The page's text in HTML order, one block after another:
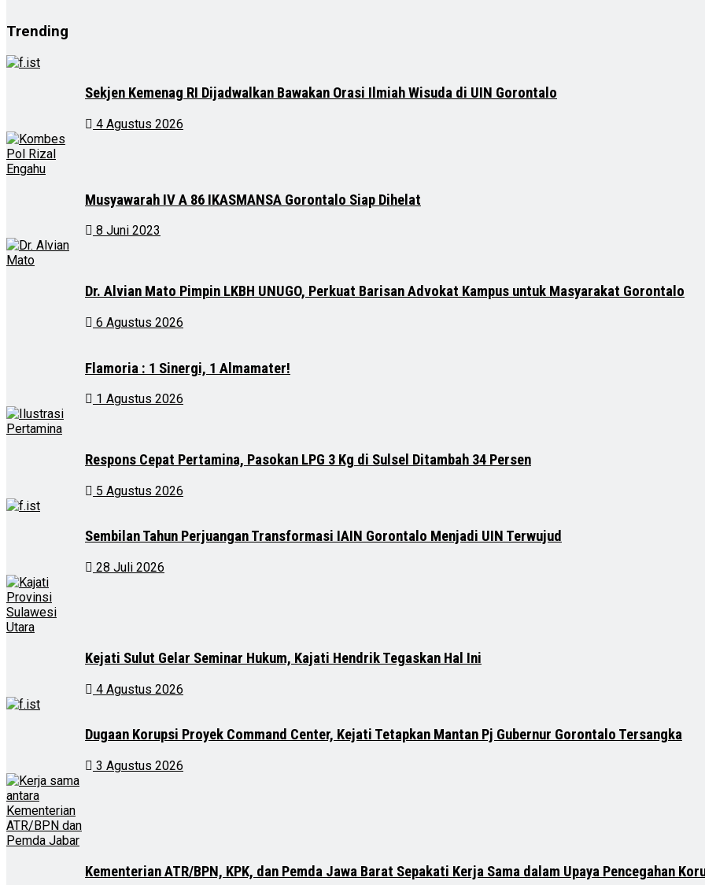
Trending
Sekjen Kemenag RI Dijadwalkan Bawakan Orasi Ilmiah Wisuda di UIN Gorontalo
4 Agustus 2026
Musyawarah IV A 86 IKASMANSA Gorontalo Siap Dihelat
8 Juni 2023
Dr. Alvian Mato Pimpin LKBH UNUGO, Perkuat Barisan Advokat Kampus untuk Masyarakat Gorontalo
6 Agustus 2026
Flamoria : 1 Sinergi, 1 Almamater!
1 Agustus 2026
Respons Cepat Pertamina, Pasokan LPG 3 Kg di Sulsel Ditambah 34 Persen
5 Agustus 2026
Sembilan Tahun Perjuangan Transformasi IAIN Gorontalo Menjadi UIN Terwujud
28 Juli 2026
Kejati Sulut Gelar Seminar Hukum, Kajati Hendrik Tegaskan Hal Ini
4 Agustus 2026
Dugaan Korupsi Proyek Command Center, Kejati Tetapkan Mantan Pj Gubernur Gorontalo Tersangka
3 Agustus 2026
Kementerian ATR/BPN, KPK, dan Pemda Jawa Barat Sepakati Kerja Sama dalam Upaya Pencegahan